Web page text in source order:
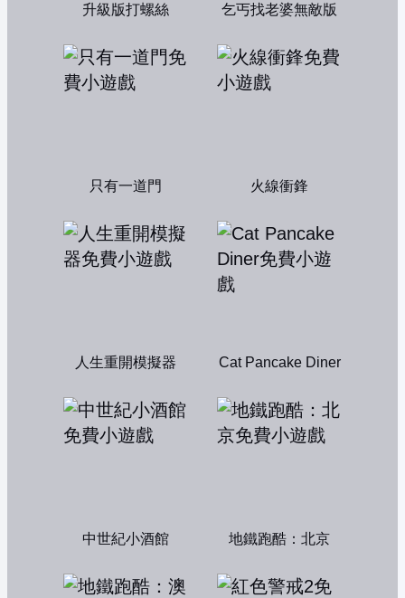
升級版打螺絲 乞丐找老婆無敵版
只有一道門 火線衝鋒
人生重開模擬器 Cat Pancake Diner
中世紀小酒館 地鐵跑酷：北京